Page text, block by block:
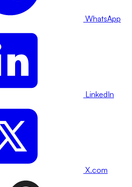
WhatsApp
LinkedIn
X.com